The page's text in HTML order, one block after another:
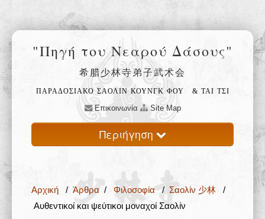
"Πηγή του Νεαρού Δάσους"
希腊少林寺弟子武术会
ΠΑΡΑΔΟΣΙΑΚΟ ΣΑΟΛΙΝ ΚΟΥΝΓΚ ΦΟΥ & ΤΑΙ ΤΣΙ
Επικοινωνία Site Map
Περιήγηση
Ο ναός Σαολίν 少林寺
Αρχική / Άρθρα / Φιλοσοφία / Σαολίν 少林
/
Αυθεντικοί και ψεύτικοι μοναχοί Σαολίν